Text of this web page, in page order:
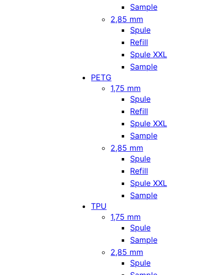
Sample
2,85 mm
Spule
Refill
Spule XXL
Sample
PETG
1,75 mm
Spule
Refill
Spule XXL
Sample
2,85 mm
Spule
Refill
Spule XXL
Sample
TPU
1,75 mm
Spule
Sample
2,85 mm
Spule